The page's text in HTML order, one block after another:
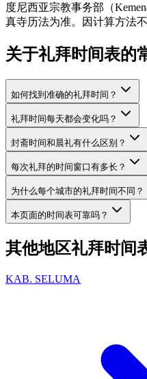
度尼西亚宗教事务部（
真寺历法为准。因计算方法
关于礼拜时间表的
如何找到准确的礼拜时间？
礼拜时间每天都会变化吗？
封斋时间和晨礼有什么区别？
每次礼拜的时间窗口有多长？
为什么每个城市的礼拜时间不同？
本页面的时间表可靠吗？
其他地区礼拜时间
KAB. SELUMA